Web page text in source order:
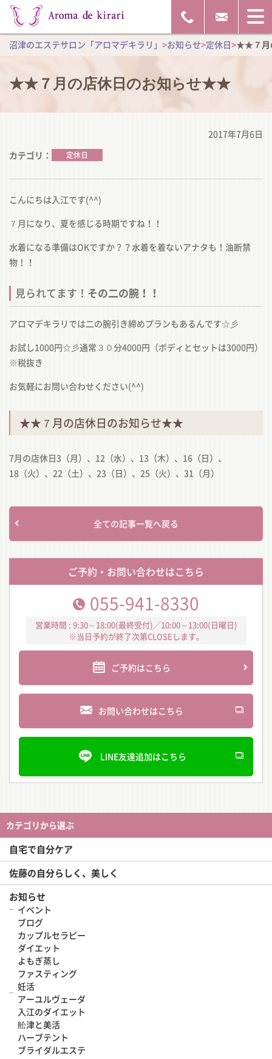
沼津のエステサロン「アロマデキラリ」 >お知らせ>定休日>★★７月
★★７月の店休日のお知らせ★★
2017年7月6日
カテゴリ
定休日
こんにちは入江です(^^)
７月になり、夏を感じる時期ですね！！
水着になる準備はOKですか？？水着を着ないアナタも！油断禁
物！！
見られてます！ その二の腕！！
アロマデキラリでは二の腕引き締めプランもあるんです☆彡
お試し1000円☆彡通常３０分4000円（ボディとセットは3000円）
※税抜き
お気軽にお問い合わせください(^^)
★★７月の店休日のお知らせ★★
7月の店休日3（月）、12（水）、13（木）、16（日）、
18（火）、22（土）、23（日）、25（火）、31（月）
全ての記事一覧へ戻る
ご予約・お問い合わせはこちら
055-941-8330
営業時間 : 9:30～18:00(最終受付)／10:00～13:00(日曜日)
※当日予約が終了次第CLOSEします。
ご予約はこちら
お問い合わせはこちら
LINE友達追加はこちら
カテゴリから選ぶ
自宅で自分ケア
佐藤の自分らしく、美しく
お知らせ
イベント
ブログ
カップルセラピー
ダイエット
よもぎ蒸し
ファスティング
妊活
アーユルヴェーダ
入江のダイエット
舩津と美活
ハーブテント
ブライダルエステ